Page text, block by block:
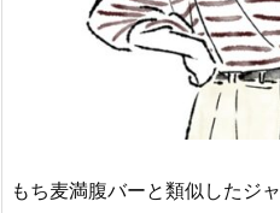
もち麦満腹バーと類似したジ